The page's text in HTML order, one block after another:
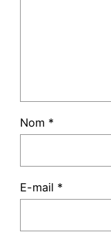
Nom *
E-mail *